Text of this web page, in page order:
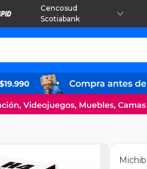
Cencosud
Scotiabank